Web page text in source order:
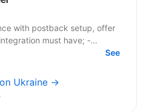
must have; -
pixels, tracking events,...See
Ukraine →